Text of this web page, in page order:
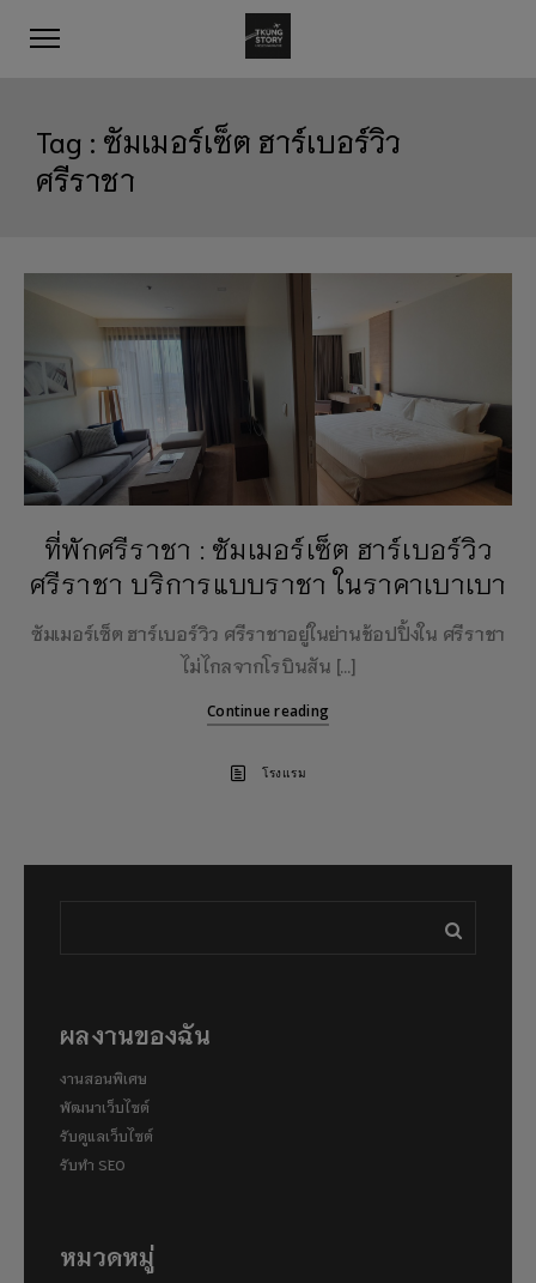
Tag : ซัมเมอร์เซ็ต ฮาร์เบอร์วิว
ศรีราชา
ที่พักศรีราชา : ซัมเมอร์เซ็ต ฮาร์เบอร์วิว
ศรีราชา บริการแบบราชา ในราคาเบาเบา
ซัมเมอร์เซ็ต ฮาร์เบอร์วิว ศรีราชาอยู่ในย่านช้อปปิ้งใน ศรีราชา
ไม่ไกลจากโรบินสัน […]
Continue reading
โรงแรม
ผลงานของฉัน
งานสอนพิเศษ
พัฒนาเว็บไซต์
รับดูแลเว็บไซต์
รับทำ SEO
หมวดหมู่